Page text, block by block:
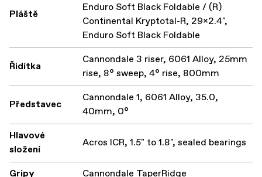
Pláště
Enduro Soft Black Foldable / (R)
Continental Kryptotal-R, 29x2.4",
Enduro Soft Black Foldable
Řidítka
Cannondale 3 riser, 6061 Alloy, 25mm
rise, 8° sweep, 4° rise, 800mm
Představec
Cannondale 1, 6061 Alloy, 35.0,
40mm, 0°
Hlavové
složení
Acros ICR, 1.5" to 1.8", sealed bearings
Gripy Cannondale TaperRidge